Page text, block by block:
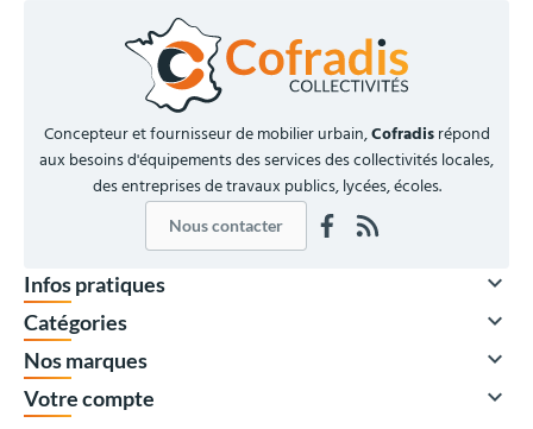
Concepteur et fournisseur de mobilier urbain,Cofradisrépond
aux besoins d'équipements des services des collectivités locales,
des entreprises de travaux publics, lycées, écoles.
Nous contacter
Infos pratiques 
Catégories 
Nos marques 
Votre compte 